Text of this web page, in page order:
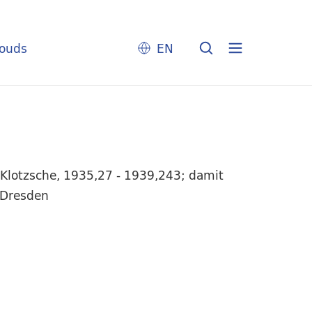
EN
1935,27 - 1939,243; damit